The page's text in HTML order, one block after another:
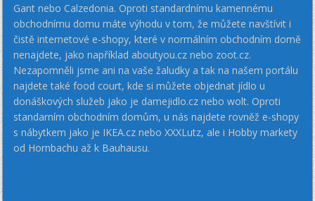
Gant nebo Calzedonia. Oproti standardnímu kamennému
obchodnímu domu máte výhodu v tom, že můžete navštívit i
čistě internetové e-shopy, které v normálním obchodním domě
nenajdete, jako například aboutyou.cz nebo zoot.cz.
Nezapomněli jsme ani na vaše žaludky a tak na našem portálu
najdete také food court, kde si můžete objednat jídlo u
donáškových služeb jako je damejidlo.cz nebo wolt. Oproti
standarním obchodním domům, u nás najdete rovněž e-shopy
s nábytkem jako je IKEA.cz nebo XXXLutz, ale i Hobby markety
od Hornbachu až k Bauhausu.